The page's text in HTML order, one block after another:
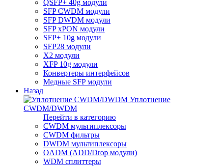
QSFP+ 40g модули
SFP CWDM модули
SFP DWDM модули
SFP xPON модули
SFP+ 10g модули
SFP28 модули
X2 модули
XFP 10g модули
Конвертеры интерфейсов
Медные SFP модули
Назад
Уплотнение
CWDM/DWDM
Перейти в категорию
CWDM мультиплексоры
CWDM фильтры
DWDM мультиплексоры
OADM (ADD/Drop модули)
WDM сплиттеры